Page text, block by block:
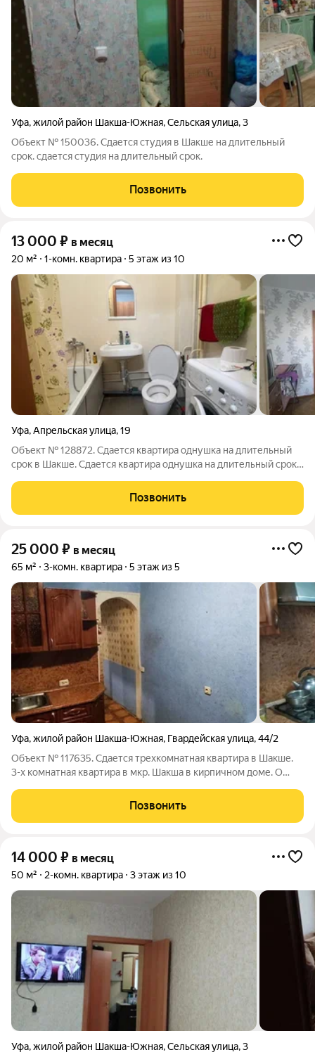
Уфа,жилой район Шакша-Южная,Сельская улица,3
Объект № 150036. Сдается студия в Шакше на длительный
срок. сдается студия на длительный срок.
Позвонить
13 000 ₽ в месяц
20 м² 1-комн. квартира 5 этаж из 10
Уфа,Апрельская улица,19
Объект № 128872. Сдается квартира однушка на длительный
срок в Шакше. Сдается квартира однушка на длительный срок с
Позвонить
25 000 ₽ в месяц
65 м² 3-комн. квартира 5 этаж из 5
Уфа,жилой район Шакша-Южная, Гвардейская улица,44/2
Объект № 117635. Сдается трехкомнатная квартира в Шакше.
3-х комнатная квартира в мкр. Шакша в кирпичном доме. О
стороны дома, все окна заменены на пластиковые, включая
остекление лоджии,
Позвонить
14 000 ₽ в месяц
50 м² 2-комн. квартира 3 этаж из 10
Уфа,жилой район Шакша-Южная,Сельская улица,3